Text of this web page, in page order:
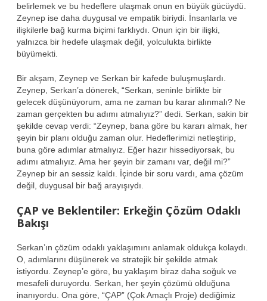
belirlemek ve bu hedeflere ulaşmak onun en büyük gücüydü.
Zeynep ise daha duygusal ve empatik biriydi. İnsanlarla ve
ilişkilerle bağ kurma biçimi farklıydı. Onun için bir ilişki,
yalnızca bir hedefe ulaşmak değil, yolculukta birlikte
büyümekti.
Bir akşam, Zeynep ve Serkan bir kafede buluşmuşlardı.
Zeynep, Serkan’a dönerek, “Serkan, seninle birlikte bir
gelecek düşünüyorum, ama ne zaman bu karar alınmalı? Ne
zaman gerçekten bu adımı atmalıyız?” dedi. Serkan, sakin bir
şekilde cevap verdi: “Zeynep, bana göre bu kararı almak, her
şeyin bir planı olduğu zaman olur. Hedeflerimizi netleştirip,
buna göre adımlar atmalıyız. Eğer hazır hissediyorsak, bu
adımı atmalıyız. Ama her şeyin bir zamanı var, değil mi?”
Zeynep bir an sessiz kaldı. İçinde bir soru vardı, ama çözüm
değil, duygusal bir bağ arayışıydı.
ÇAP ve Beklentiler: Erkeğin Çözüm Odaklı
Bakışı
Serkan’ın çözüm odaklı yaklaşımını anlamak oldukça kolaydı.
O, adımlarını düşünerek ve stratejik bir şekilde atmak
istiyordu. Zeynep’e göre, bu yaklaşım biraz daha soğuk ve
mesafeli duruyordu. Serkan, her şeyin çözümü olduğuna
inanıyordu. Ona göre, “ÇAP” (Çok Amaçlı Proje) dediğimiz